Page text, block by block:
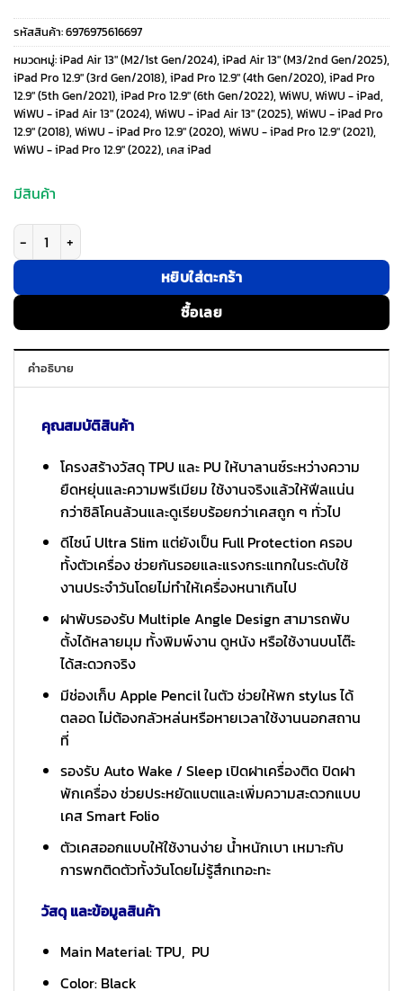
price
was:
890 ฿.
price
is:
490 ฿.
รหัสสินค้า:6976975616697
หมวดหมู่:iPad Air 13" (M2/1st Gen/2024), iPad Air 13" (M3/2nd Gen/2025),
iPad Pro 12.9" (3rd Gen/2018), iPad Pro 12.9" (4th Gen/2020), iPad Pro
12.9" (5th Gen/2021), iPad Pro 12.9" (6th Gen/2022), WiWU, WiWU - iPad,
WiWU - iPad Air 13" (2024), WiWU - iPad Air 13" (2025), WiWU - iPad Pro
12.9" (2018), WiWU - iPad Pro 12.9" (2020), WiWU - iPad Pro 12.9" (2021),
WiWU - iPad Pro 12.9" (2022), เคส iPad
มีสินค้า
จำนวน WiWU รุ่น Classic III Case - เคส iPad Air 13" (2025/2024), iPad
หยิบใส่ตะกร้า
ซื้อเลย
คำอธิบาย
คุณสมบัติสินค้า
โครงสร้างวัสดุ TPU และ PU ให้บาลานซ์ระหว่างความ
ยืดหยุ่นและความพรีเมียม ใช้งานจริงแล้วให้ฟีลแน่น
กว่าซิลิโคนล้วนและดูเรียบร้อยกว่าเคสถูก ๆ ทั่วไป
ดีไซน์ Ultra Slim แต่ยังเป็น Full Protection ครอบ
ทั้งตัวเครื่อง ช่วยกันรอยและแรงกระแทกในระดับใช้
งานประจำวันโดยไม่ทำให้เครื่องหนาเกินไป
ฝาพับรองรับ Multiple Angle Design สามารถพับ
ตั้งได้หลายมุม ทั้งพิมพ์งาน ดูหนัง หรือใช้งานบนโต๊ะ
ได้สะดวกจริง
มีช่องเก็บ Apple Pencil ในตัว ช่วยให้พก stylus ได้
ตลอด ไม่ต้องกลัวหล่นหรือหายเวลาใช้งานนอกสถาน
ที่
รองรับ Auto Wake / Sleep เปิดฝาเครื่องติด ปิดฝา
พักเครื่อง ช่วยประหยัดแบตและเพิ่มความสะดวกแบบ
เคส Smart Folio
ตัวเคสออกแบบให้ใช้งานง่าย น้ำหนักเบา เหมาะกับ
การพกติดตัวทั้งวันโดยไม่รู้สึกเทอะทะ
วัสดุ และข้อมูลสินค้า
Main Material: TPU, PU
Color: Black